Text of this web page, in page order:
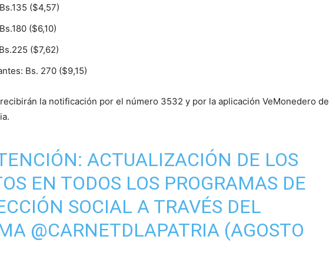
($4,57)
($6,10)
($7,62)
Bs. 270 ($9,15)
la notificación por el número 3532 y por la aplicación VeMonedero de
: ACTUALIZACIÓN DE LOS
EN TODOS LOS PROGRAMAS DE
SOCIAL A TRAVÉS DEL
@CARNETDLAPATRIA(AGOSTO